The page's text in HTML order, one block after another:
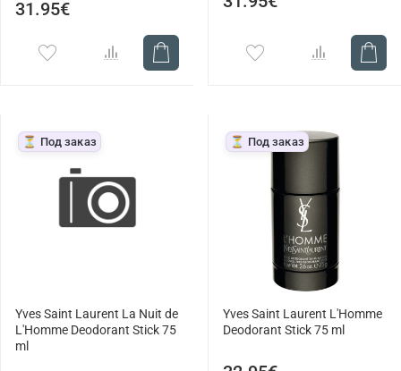
31.95€
⏳ Под заказ
Yves Saint Laurent La Nuit de
L'Homme Deodorant Stick 75
ml
⏳ Под заказ
Yves Saint Laurent L'Homme
Deodorant Stick 75 ml